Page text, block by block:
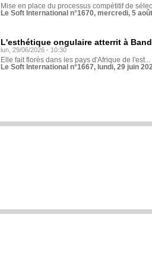
Mise en place du processus compétitif de
Le Soft International n°1670, mercredi, 5
L'esthétique ongulaire atterrit à
lun, 29/06/2026 - 10:30
Elle fait florès dans les pays d'Afrique de l'est...
Le Soft International n°1667, lundi, 29 juin